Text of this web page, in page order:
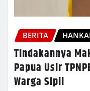
BERITA
Tindakannya
Papua Usir
Warga Sipil